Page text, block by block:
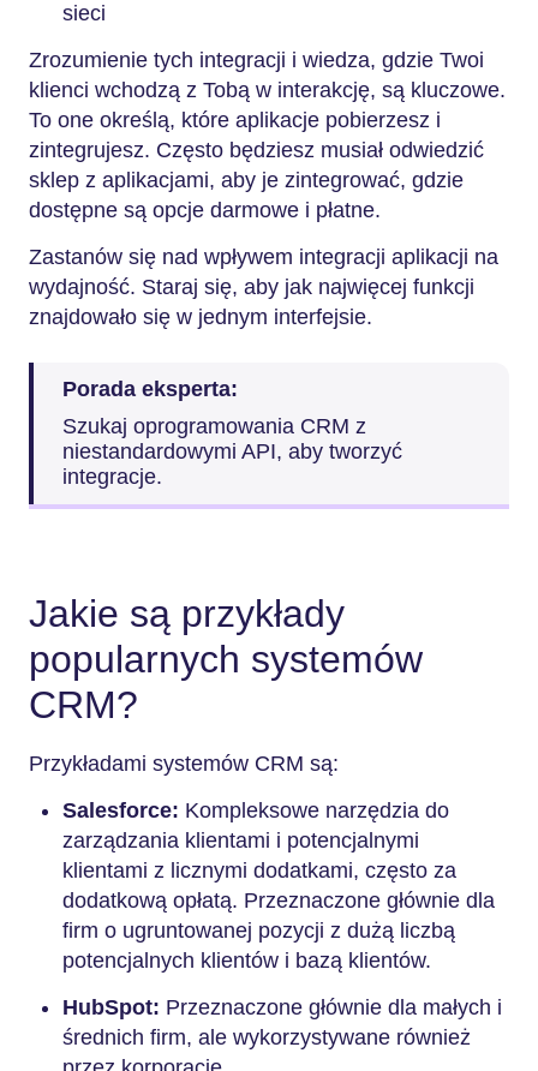
sieci
Zrozumienie tych integracji i wiedza, gdzie Twoi
klienci wchodzą z Tobą w interakcję, są kluczowe.
To one określą, które aplikacje pobierzesz i
zintegrujesz. Często będziesz musiał odwiedzić
sklep z aplikacjami, aby je zintegrować, gdzie
dostępne są opcje darmowe i płatne.
Zastanów się nad wpływem integracji aplikacji na
wydajność. Staraj się, aby jak najwięcej funkcji
znajdowało się w jednym interfejsie.
Porada eksperta:
Szukaj oprogramowania CRM z
niestandardowymi API, aby tworzyć
integracje.
Jakie są przykłady
popularnych systemów
CRM?
Przykładami systemów CRM są:
Salesforce: Kompleksowe narzędzia do
zarządzania klientami i potencjalnymi
klientami z licznymi dodatkami, często za
dodatkową opłatą. Przeznaczone głównie dla
firm o ugruntowanej pozycji z dużą liczbą
potencjalnych klientów i bazą klientów.
HubSpot: Przeznaczone głównie dla małych i
średnich firm, ale wykorzystywane również